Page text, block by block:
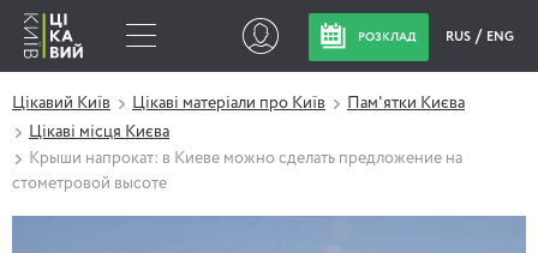
РОЗКЛАД RUS ENG
Цікавий Київ Цікаві матеріали про Київ
Пам'ятки Києва
Цікаві місця Києва
Крыши напрокат: в Киеве можно сделать предложение на
стометровой высоте